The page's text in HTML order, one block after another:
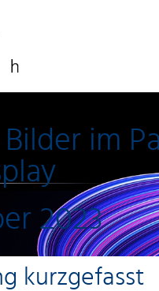
im
2023
kurzgefasst